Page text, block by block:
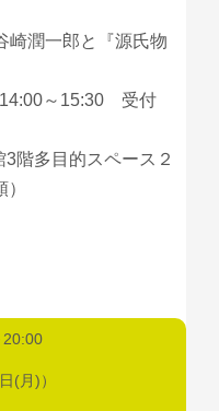
潤一郎と『源氏物
～15:30 受付
階多目的スペース２
(月)）